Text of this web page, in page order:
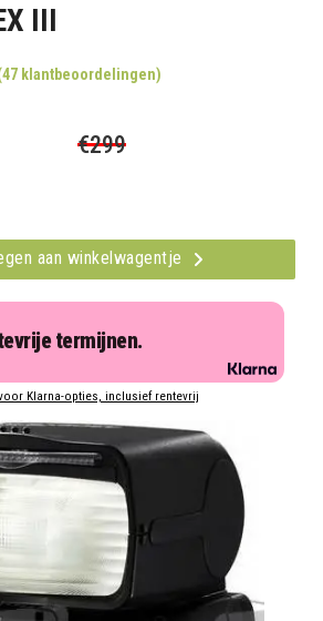
III
klantbeoordelingen)
€299
aan winkelwagentje
termijnen.
Klarna-opties, inclusief rentevrij